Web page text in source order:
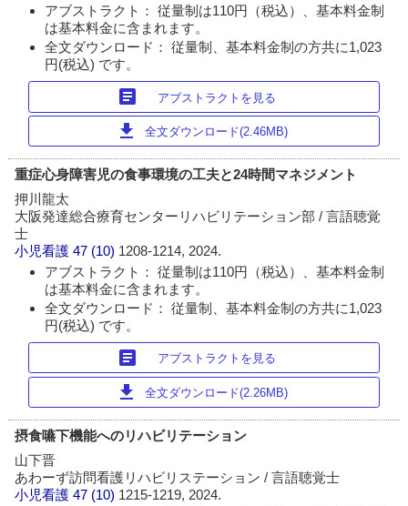
アブストラクト： 従量制は110円（税込）、基本料金制
は基本料金に含まれます。
全文ダウンロード： 従量制、基本料金制の方共に1,023
円(税込) です。
article アブストラクトを見る
download 全文ダウンロード(2.46MB)
重症心身障害児の食事環境の工夫と24時間マネジメント
押川龍太
大阪発達総合療育センターリハビリテーション部 / 言語聴覚
士
小児看護 47 (10) 1208-1214, 2024.
アブストラクト： 従量制は110円（税込）、基本料金制
は基本料金に含まれます。
全文ダウンロード： 従量制、基本料金制の方共に1,023
円(税込) です。
article アブストラクトを見る
download 全文ダウンロード(2.26MB)
摂食嚥下機能へのリハビリテーション
山下晋
あわーず訪問看護リハビリステーション / 言語聴覚士
小児看護 47 (10) 1215-1219, 2024.